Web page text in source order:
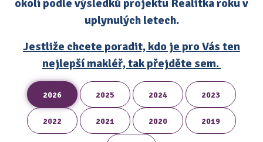
okolí podle výsledků projektu Realitka roku v
uplynulých letech.
Jestliže chcete poradit, kdo je pro Vás ten
nejlepší makléř, tak přejděte sem.
2026 2025 2024 2023
2022 2021 2020 2019